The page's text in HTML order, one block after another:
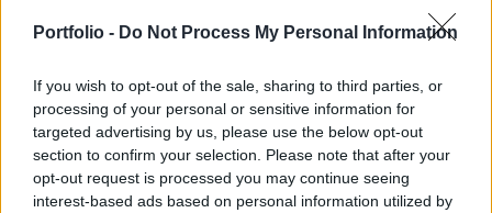
Portfolio - Do Not Process My Personal Information
If you wish to opt-out of the sale, sharing to third parties, or
processing of your personal or sensitive information for
targeted advertising by us, please use the below opt-out
section to confirm your selection. Please note that after your
opt-out request is processed you may continue seeing
interest-based ads based on personal information utilized by
fellendítése érdekében, miközben az ingatlanpiaci
válság súlyosan érinti a fogyasztói és üzleti
Budapest Economic Forum 2026Átalakulóban a magyar
gazdaságpolitika, a választások után gyökeresen
változhatnak meg a körülmények és a célok. Merre tart a
magyar kormány és mivel néz szembe a nemzetközi